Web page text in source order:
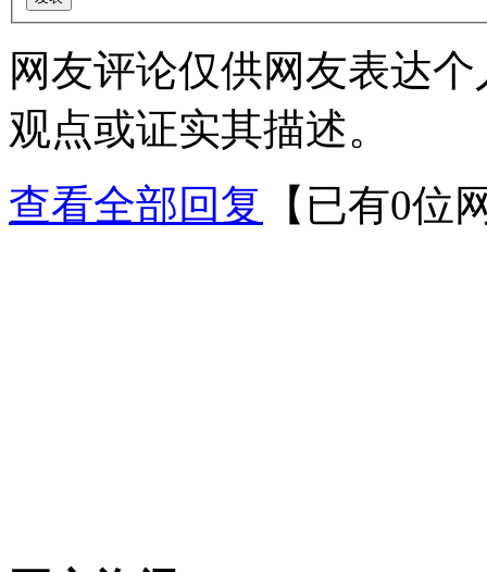
网友评论仅供网友表达
观点或证实其描述。
查看全部回复
【已有0位